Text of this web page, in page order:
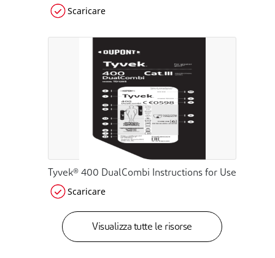
Scaricare
Tyvek® 400 DualCombi Instructions for Use
Scaricare
Visualizza tutte le risorse